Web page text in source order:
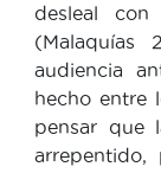
desleal
(Malaquías
audiencia
hecho entre
pensar que
arrepentido,